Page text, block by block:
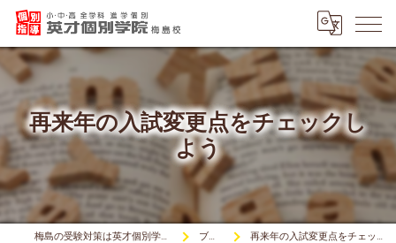
再来年の入試変更点をチェックし
よう
梅島の受験対策は英才個別学院梅島校 ブログ 再来年の入試変更点をチェックしよう